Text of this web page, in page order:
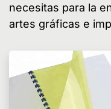
necesitas para la
artes gráficas e